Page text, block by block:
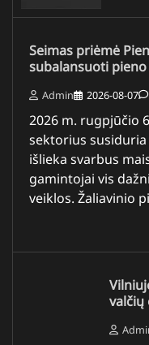
Seimas priėmė
subalansuoti
Admin 2026-08-07
2026 m. rugpjūčio
sektorius
išlieka svarbus
gamintojai vis
veiklos. Žaliavinio
valčių